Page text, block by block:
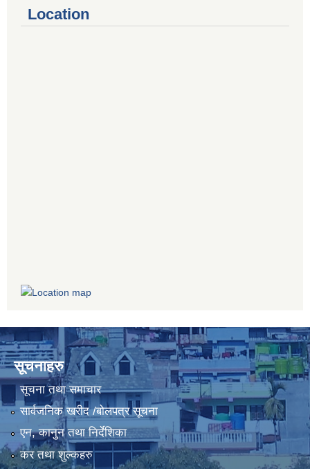
Location
सूचनाहरु
सूचना तथा समाचार
सार्वजनिक खरीद /बोलपत्र सूचना
एन, कानुन तथा निर्देशिका
कर तथा शुल्कहरु